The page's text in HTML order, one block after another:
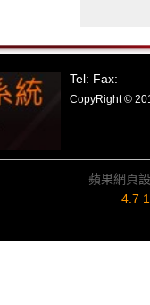
Tel: Fax:
CopyRight ©
蘋果網頁
4.7